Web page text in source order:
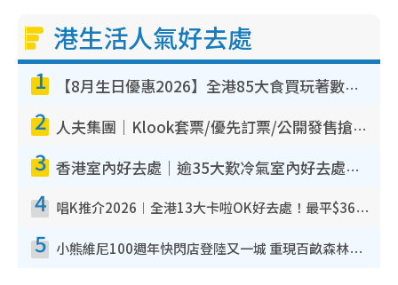
港生活人氣好去處
1 【8月生日優惠2026】全港85大食買玩著數攻略 自助餐/火鍋放題同行免費＋誠品/DONKI送現金券
2 人夫集團｜Klook套票/優先訂票/公開發售搶飛攻略！附票價.購票連結.場地座位表
3 香港室內好去處｜逾35大歎冷氣室內好去處推介 室內活動免費避雨無懼落雨
4 唱K推介2026︱全港13大卡啦OK好去處！最平$36起 日文K都有！(附地址+收費詳情)
5 小熊維尼100週年快閃店登陸又一城 重現百畝森林經典場景／獨家限定盲盒登場／專屬DIY香水